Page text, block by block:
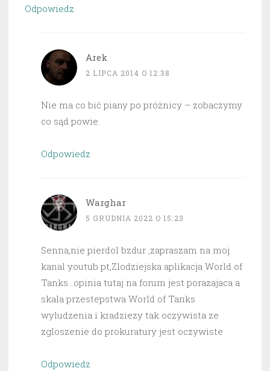
Odpowiedz
Arek
2 LIPCA 2014 O 12:38
Nie ma co bić piany po próżnicy – zobaczymy
co sąd powie.
Odpowiedz
Warghar
5 GRUDNIA 2022 O 15:23
Senna,nie pierdol bzdur ,zapraszam na moj
kanal youtub pt,Zlodziejska aplikacja World of
Tanks…opinia tutaj na forum jest porazajaca a
skala przestepstwa World of Tanks
wyludzenia i kradziezy tak oczywista ze
zgloszenie do prokuratury jest oczywiste
Odpowiedz